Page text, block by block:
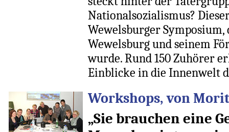
Nationalsozialismus?
Wewelsburger
Wewelsburg und seinem
wurde. Rund 150 Zuhörer
Einblicke in die Innenwelt
Workshops, von
„Sie brauchen eine